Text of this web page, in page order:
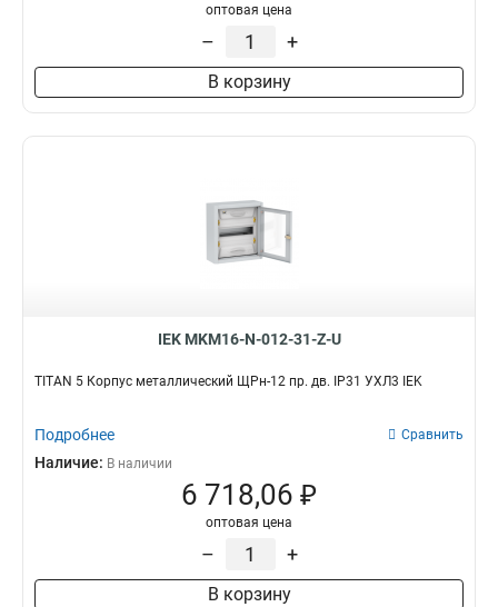
оптовая цена
– +
В корзину
IEK MKM16-N-012-31-Z-U
TITAN 5 Корпус металлический ЩРн-12 пр. дв. IP31 УХЛ3 IEK
Подробнее Сравнить
Наличие: В наличии
6 718,06 ₽
оптовая цена
– +
В корзину